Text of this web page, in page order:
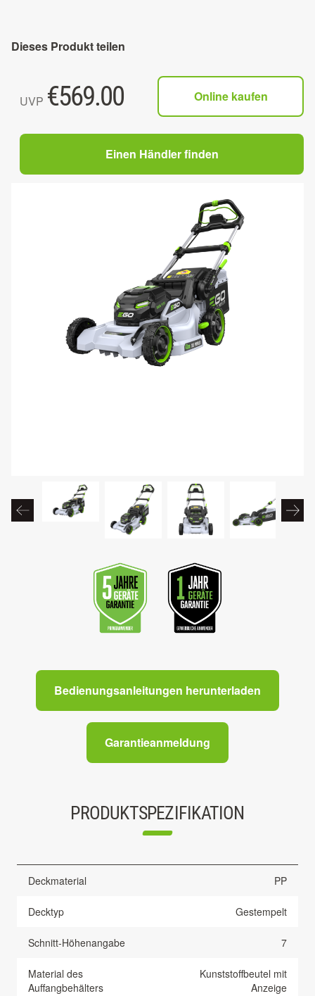
Bedienungsanleitungen herunterladen
Garantieanmeldung
Dieses Produkt teilen
UVP €569.00 Online kaufen
Einen Händler finden
PRODUKTSPEZIFIKATION
Deckmaterial PP
Decktyp Gestempelt
Schnitt-Höhenangabe 7
Material des
Auffangbehälters
Kunststoffbeutel mit
Anzeige